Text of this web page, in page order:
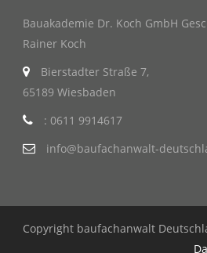
Bauakademie Dr. Koch GmbH
Rainer Koch
Bierstadter Straße 7,
65189 Wiesbaden
: 0611 9914617
info@baufachanwalt-
Copyright baufachanwalt